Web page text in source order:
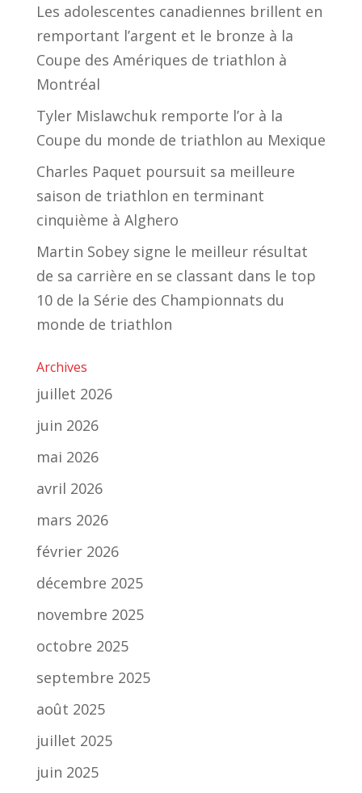
Les adolescentes canadiennes brillent en
remportant l’argent et le bronze à la
Coupe des Amériques de triathlon à
Montréal
Tyler Mislawchuk remporte l’or à la
Coupe du monde de triathlon au Mexique
Charles Paquet poursuit sa meilleure
saison de triathlon en terminant
cinquième à Alghero
Martin Sobey signe le meilleur résultat
de sa carrière en se classant dans le top
10 de la Série des Championnats du
monde de triathlon
Archives
juillet 2026
juin 2026
mai 2026
avril 2026
mars 2026
février 2026
décembre 2025
novembre 2025
octobre 2025
septembre 2025
août 2025
juillet 2025
juin 2025